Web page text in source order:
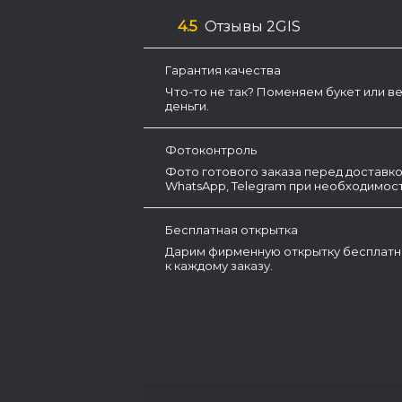
4.5 Отзывы 2GIS
Гарантия качества
Что-то не так? Поменяем букет или
деньги.
Фотоконтроль
Фото готового заказа перед
WhatsApp, Telegram при
Бесплатная открытка
Дарим фирменную открытку
к каждому заказу.